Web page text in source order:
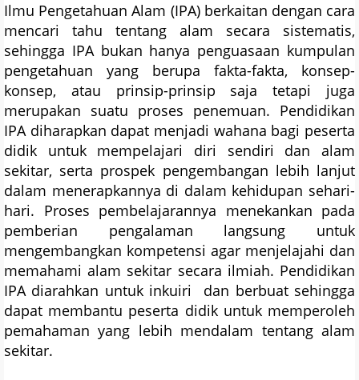
Ilmu Pengetahuan Alam (IPA) berkaitan dengan cara
mencari tahu tentang alam secara sistematis,
sehingga IPA bukan hanya penguasaan kumpulan
pengetahuan yang berupa fakta-fakta, konsep-
konsep, atau prinsip-prinsip saja tetapi juga
merupakan suatu proses penemuan. Pendidikan
IPA diharapkan dapat menjadi wahana bagi peserta
didik untuk mempelajari diri sendiri dan alam
sekitar, serta prospek pengembangan lebih lanjut
dalam menerapkannya di dalam kehidupan sehari-
hari. Proses pembelajarannya menekankan pada
pemberian pengalaman langsung untuk
mengembangkan kompetensi agar menjelajahi dan
memahami alam sekitar secara ilmiah. Pendidikan
IPA diarahkan untuk inkuiri dan berbuat sehingga
dapat membantu peserta didik untuk memperoleh
pemahaman yang lebih mendalam tentang alam
sekitar.